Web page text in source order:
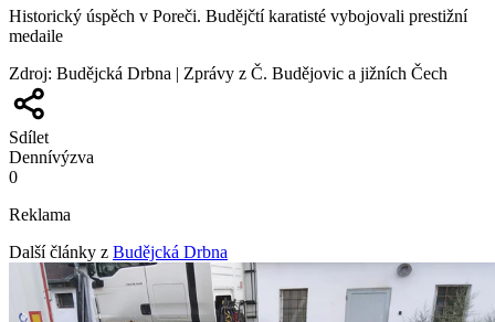
Historický úspěch v Poreči. Budějčtí karatisté vybojovali prestižní
medaile
Zdroj: Budějcká Drbna | Zprávy z Č. Budějovic a jižních Čech
Sdílet
Dennívýzva
0
Reklama
Další články z Budějcká Drbna